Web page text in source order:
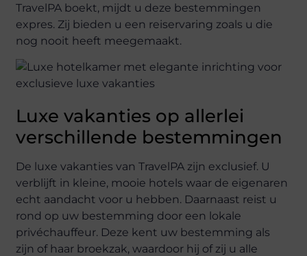
TravelPA boekt, mijdt u deze bestemmingen
expres. Zij bieden u een reiservaring zoals u die
nog nooit heeft meegemaakt.
Luxe vakanties op allerlei
verschillende bestemmingen
De luxe vakanties van TravelPA zijn exclusief. U
verblijft in kleine, mooie hotels waar de eigenaren
echt aandacht voor u hebben. Daarnaast reist u
rond op uw bestemming door een lokale
privéchauffeur. Deze kent uw bestemming als
zijn of haar broekzak, waardoor hij of zij u alle